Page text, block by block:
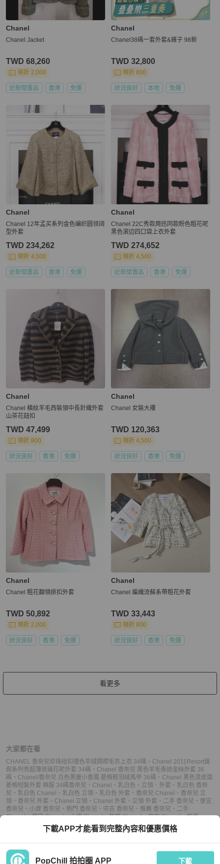
Chanel
Chanel Jacket
TWD 68,260
現折 2,000
近新閒置品 香港 免運
Chanel
Chanel38碼一套外套&褲子 98新
TWD 32,800
現折 800
狀況良好 本地 免運
Chanel
Chanel 12年孟买系列金色编织圆领阔
型外套
TWD 234,262
現折 4,500
近新閒置品 香港 免運
Chanel
Chanel 22C秀款周迅同款粉色粗花呢
黑色滚边四口袋上衣外套
TWD 274,652
現折 4,500
近新閒置品 香港 免運
Chanel
Chanel 橫紋羊毛西裝領中長針織外套
山茶花鈕扣
TWD 47,499
現折 800
狀況良好 香港 免運
Chanel
Chanel 女裝大褸
TWD 120,363
現折 4,500
狀況良好 香港 免運
Chanel
Chanel 粗花翻領排扣外套
TWD 50,892
現折 2,000
狀況良好 香港 免運
Chanel
Chanel 編織流蘇系帶粗花外套
TWD 33,443
現折 800
狀況良好 香港 免運
看更多
大家都在看
CHANEL 香奈兒珍珠紐扣撞色羊絨開襟毛衣上衣 34碼 、 Chanel 2011Resort度
假系列秀超薄琉璃花呢外套 34碼 、 Chanel 香奈兒 黑色羊毛泰迪金絲外套 36
碼 、 Chanel/香奈兒 白色黑邊小香風 菱格輕羽絨馬甲 36碼 、 Chanel 黑色漆皮面
菱格短裝外套 棉服 34碼香奈兒 、 Chanel 、 乳白色 、 立領 、 外套 、 乳白色 香奈
兒 、 乳白色 Chanel 、 乳白色 立領 、 乳白色 外套 、 香奈兒 Chanel 、 香奈兒 立
領 、 香奈兒 外套 、 Chanel 立領 、 Chanel 外套 、 立領 外套 、 二手 香奈兒 、 便宜
香奈兒 、 小資 香奈兒 、 熱門 香奈兒 、 中古 香奈兒 、 推薦 香奈兒 、 二手
Chanel、便宜 Chanel、小資 Chanel、熱門 Chanel、中古 Chanel、推薦
二手 立領、 便宜 立領、小資 立領、熱門 立領、中古 立領
、 便宜 外套 、小資 外套、熱門 外套、中古 外套、推薦 外套
下載APP才能看到完整內容和優惠價格
PopChill 拍拍圈 APP 下載